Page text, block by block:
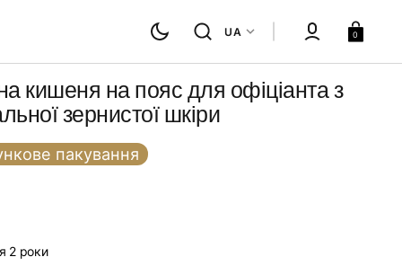
UA Кошик
0
кишеня на пояс для офіціанта з
зернистої шкіри
пакування
2 роки